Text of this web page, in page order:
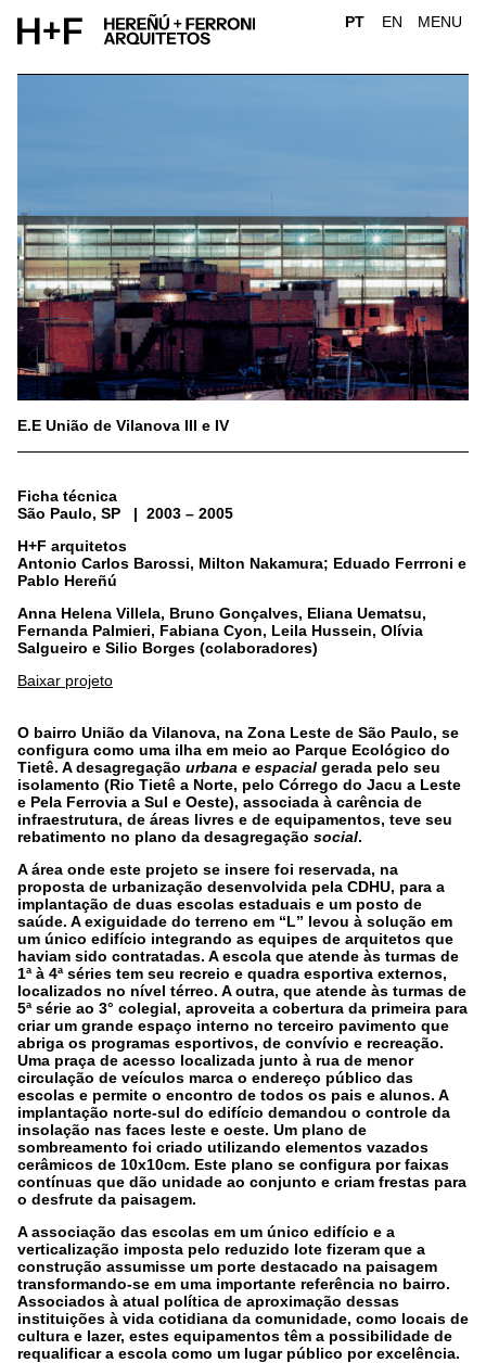
content
PT EN MENU
E.E União de Vilanova III e IV
Ficha técnica
São Paulo, SP | 2003 – 2005
H+F arquitetos
Antonio Carlos Barossi, Milton Nakamura; Eduado Ferrroni e
Pablo Hereñú
Anna Helena Villela, Bruno Gonçalves, Eliana Uematsu,
Fernanda Palmieri, Fabiana Cyon, Leila Hussein, Olívia
Salgueiro e Silio Borges (colaboradores)
Baixar projeto
O bairro União da Vilanova, na Zona Leste de São Paulo, se
configura como uma ilha em meio ao Parque Ecológico do
Tietê. A desagregação urbana e espacial gerada pelo seu
isolamento (Rio Tietê a Norte, pelo Córrego do Jacu a Leste
e Pela Ferrovia a Sul e Oeste), associada à carência de
infraestrutura, de áreas livres e de equipamentos, teve seu
rebatimento no plano da desagregação social.
A área onde este projeto se insere foi reservada, na
proposta de urbanização desenvolvida pela CDHU, para a
implantação de duas escolas estaduais e um posto de
saúde. A exiguidade do terreno em “L” levou à solução em
um único edifício integrando as equipes de arquitetos que
haviam sido contratadas. A escola que atende às turmas de
1ª à 4ª séries tem seu recreio e quadra esportiva externos,
localizados no nível térreo. A outra, que atende às turmas de
5ª série ao 3° colegial, aproveita a cobertura da primeira para
criar um grande espaço interno no terceiro pavimento que
abriga os programas esportivos, de convívio e recreação.
Uma praça de acesso localizada junto à rua de menor
circulação de veículos marca o endereço público das
escolas e permite o encontro de todos os pais e alunos. A
implantação norte-sul do edifício demandou o controle da
insolação nas faces leste e oeste. Um plano de
sombreamento foi criado utilizando elementos vazados
cerâmicos de 10x10cm. Este plano se configura por faixas
contínuas que dão unidade ao conjunto e criam frestas para
o desfrute da paisagem.
A associação das escolas em um único edifício e a
verticalização imposta pelo reduzido lote fizeram que a
construção assumisse um porte destacado na paisagem
transformando-se em uma importante referência no bairro.
Associados à atual política de aproximação dessas
instituições à vida cotidiana da comunidade, como locais de
cultura e lazer, estes equipamentos têm a possibilidade de
requalificar a escola como um lugar público por excelência.